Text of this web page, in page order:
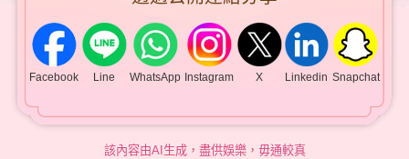
Facebook Line WhatsApp Instagram X Linkedin Snapchat
該內容由AI生成，盡供娛樂，毋通較真